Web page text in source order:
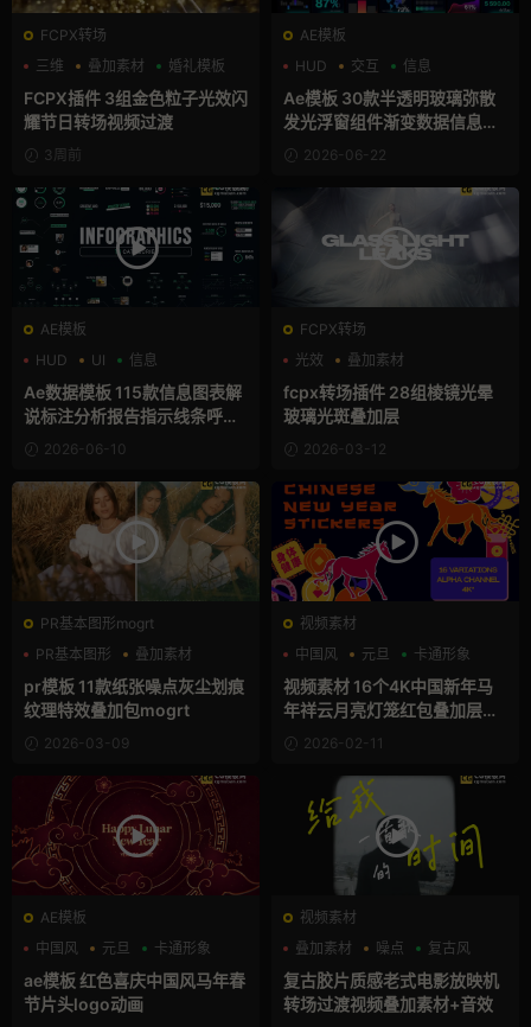
FCPX转场
三维
叠加素材 婚礼模板
FCPX插件 3组金色粒子光效闪
耀节日转场视频过渡
3周前
AE模板
HUD
交互 信息
Ae模板 30款半透明玻璃弥散
发光浮窗组件渐变数据信息图
表卡片2026-06-22
AE模板
HUD
UI 信息
Ae数据模板 115款信息图表解
说标注分析报告指示线条呼出
字幕AE模板
2026-06-10
FCPX转场
光效
叠加素材
支持Intel+M芯片
fcpx转场插件 28组棱镜光晕
玻璃光斑叠加层
2026-03-12
PR基本图形mogrt
PR基本图形
叠加素材
噪点
pr模板 11款纸张噪点灰尘划痕
纹理特效叠加包mogrt
2026-03-09
视频素材
中国风
元旦 卡通形象
视频素材 16个4K中国新年马
年祥云月亮灯笼红包叠加层M
OV动画
2026-02-11
AE模板
中国风
元旦 卡通形象
ae模板 红色喜庆中国风马年春
节片头logo动画
视频素材
叠加素材
噪点 复古风
复古胶片质感老式电影放映机
转场过渡视频叠加素材+音效